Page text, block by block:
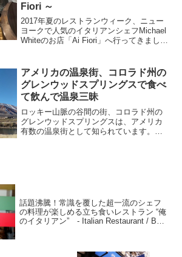
Fiori ～
2017年夏のレストランウィーク、ニュー
ヨークで人気のイタリアンシェフMichael
Whiteのお店「Ai Fiori」へ行ってきまし
もハイエンドなイタ...
アメリカの温泉街、コロラド州の
グレンウッドスプリングスで食べ
て飲んで温泉三昧
ロッキー山脈の谷間の街、コロラド州の
グレンウッドスプリングスは、アメリカ
有数の温泉街として知られています。街
話題沸騰！常識を覆した超一流のシェフ
の料理が楽しめる立ち食いレストラン “俺
のイタリアン” - Italian Restaurant / Bar